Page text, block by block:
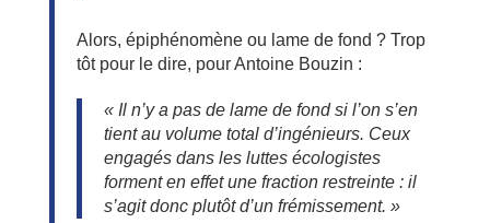
Alors, épiphénomène ou lame de fond ? Trop
tôt pour le dire, pour Antoine Bouzin :
« Il n’y a pas de lame de fond si l’on s’en
tient au volume total d’ingénieurs. Ceux
engagés dans les luttes écologistes
forment en effet une fraction restreinte : il
s’agit donc plutôt d’un frémissement. »